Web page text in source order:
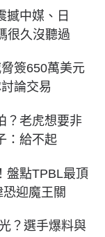
撼中媒、日
很久沒聽過
簽650萬美元
論交易
？老虎想要非
：給不起
盤點TPBL最頂
迎魔王關
？選手爆料與